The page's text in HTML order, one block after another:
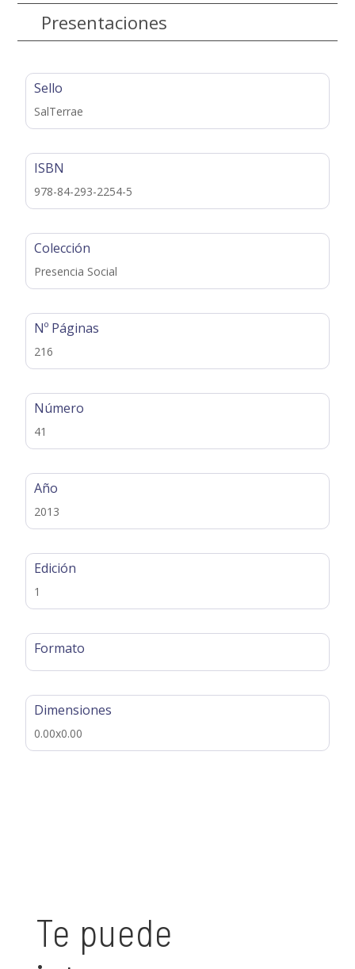
Presentaciones
Sello
SalTerrae
ISBN
978-84-293-2254-5
Colección
Presencia Social
Nº Páginas
216
Número
41
Año
2013
Edición
1
Formato
Dimensiones
0.00x0.00
Te puede